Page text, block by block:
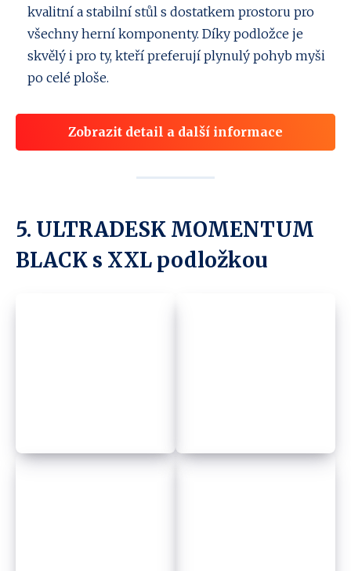
kvalitní a stabilní stůl s dostatkem prostoru pro
všechny herní komponenty. Díky podložce je
skvělý i pro ty, kteří preferují plynulý pohyb myši
po celé ploše.
Zobrazit detail a další informace
5. ULTRADESK MOMENTUM
BLACK s XXL podložkou